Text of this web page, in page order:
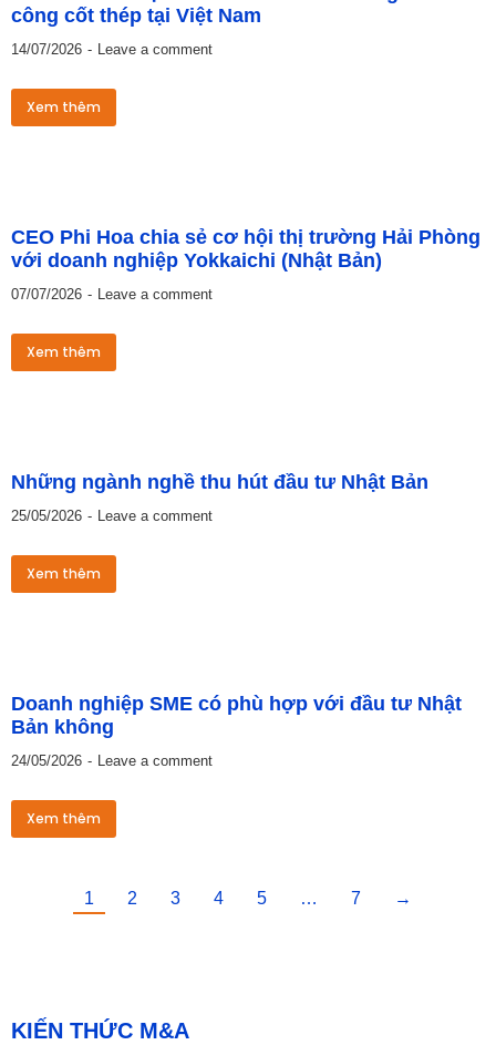
công cốt thép tại Việt Nam
14/07/2026 Leave a comment
Xem thêm
CEO Phi Hoa chia sẻ cơ hội thị trường Hải Phòng
với doanh nghiệp Yokkaichi (Nhật Bản)
07/07/2026 Leave a comment
Xem thêm
Những ngành nghề thu hút đầu tư Nhật Bản
25/05/2026 Leave a comment
Xem thêm
Doanh nghiệp SME có phù hợp với đầu tư Nhật
Bản không
24/05/2026 Leave a comment
Xem thêm
1 2 3 4 5 … 7 →
KIẾN THỨC M&A